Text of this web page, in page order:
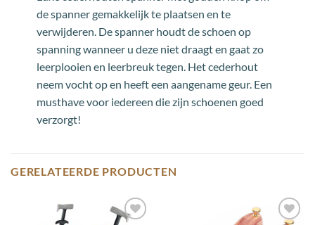
de spanner gemakkelijk te plaatsen en te
verwijderen. De spanner houdt de schoen op
spanning wanneer u deze niet draagt en gaat zo
leerplooien en leerbreuk tegen. Het cederhout
neem vocht op en heeft een aangename geur. Een
musthave voor iedereen die zijn schoenen goed
verzorgt!
GERELATEERDE PRODUCTEN